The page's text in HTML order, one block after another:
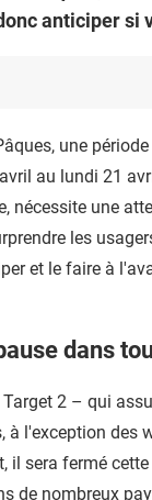
anticiper si
une
au lundi 21
nécessite une
les
et le faire à
dans
2 – qui
l'exception des
il sera fermé
de nombreux